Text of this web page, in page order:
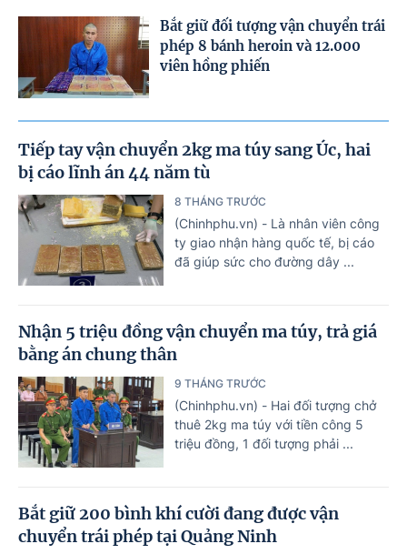
Bắt giữ đối tượng vận chuyển trái
phép 8 bánh heroin và 12.000
viên hồng phiến
Tiếp tay vận chuyển 2kg ma túy sang Úc, hai
bị cáo lĩnh án 44 năm tù
8 THÁNG TRƯỚC
(Chinhphu.vn) - Là nhân viên công
ty giao nhận hàng quốc tế, bị cáo
đã giúp sức cho đường dây ...
Nhận 5 triệu đồng vận chuyển ma túy, trả giá
bằng án chung thân
9 THÁNG TRƯỚC
(Chinhphu.vn) - Hai đối tượng chở
thuê 2kg ma túy với tiền công 5
triệu đồng, 1 đối tượng phải ...
Bắt giữ 200 bình khí cười đang được vận
chuyển trái phép tại Quảng Ninh